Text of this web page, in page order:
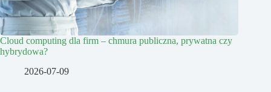
Cloud computing dla firm – chmura publiczna, prywatna czy
hybrydowa?
2026-07-09